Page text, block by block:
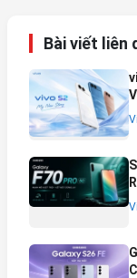
Bài viết liên